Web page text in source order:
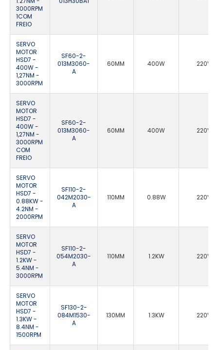
3000RPM
1COM
FREIO
SERVO
MOTOR
HSD7 -
400W -
1,27NM -
3000RPM
SF60-2-
013M3060-
A
60MM 400W
SERVO
MOTOR
HSD7 -
400W -
1,27NM -
3000RPM
COM
FREIO
SF60-2-
013M3060-
A
60MM 400W
SERVO
MOTOR
HSD7 -
0.88KW -
4.2NM -
2000RPM
SF110-2-
042M2030-
A
110MM 0.88W
SERVO
MOTOR
HSD7 -
1.2KW -
5.4NM -
3000RPM
SF110-2-
054M2030-
A
110MM 1.2KW
SERVO
MOTOR
HSD7 -
1.3KW -
8.4NM -
1500RPM
SF130-2-
084M1530-
A
130MM 1.3KW